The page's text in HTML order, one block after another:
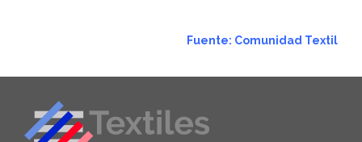
Fuente: Comunidad Textil